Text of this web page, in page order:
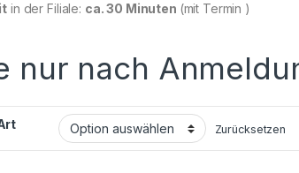
in der Filiale: ca. 30 Minuten (mit Termin )
nur nach
Zurücksetzen